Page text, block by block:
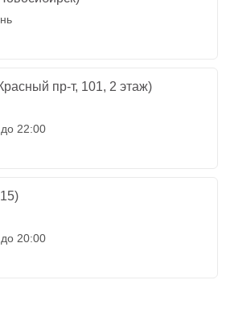
пр-т, 101, 2 этаж)
22:00
20:00